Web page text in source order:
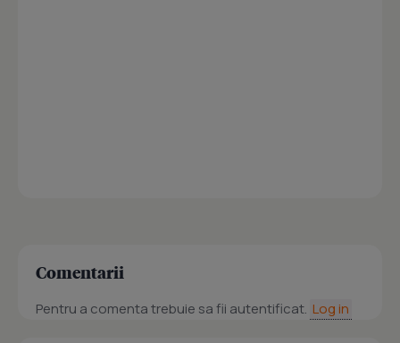
Comentarii
Pentru a comenta trebuie sa fii autentificat. Log in